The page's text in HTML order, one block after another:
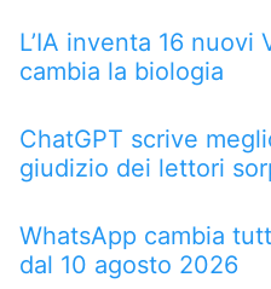
L’IA inventa 16
cambia la biologia
ChatGPT scrive
giudizio dei lettori
WhatsApp cambia
dal 10 agosto 2026